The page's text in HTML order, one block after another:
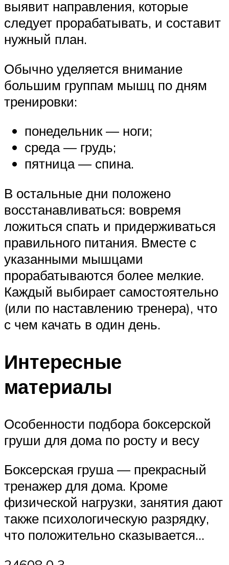
выявит направления, которые
следует прорабатывать, и составит
нужный план.
Обычно уделяется внимание
большим группам мышц по дням
тренировки:
понедельник — ноги;
среда — грудь;
пятница — спина.
В остальные дни положено
восстанавливаться: вовремя
ложиться спать и придерживаться
правильного питания. Вместе с
указанными мышцами
прорабатываются более мелкие.
Каждый выбирает самостоятельно
(или по наставлению тренера), что
с чем качать в один день.
Интересные
материалы
Особенности подбора боксерской
груши для дома по росту и весу
Боксерская груша — прекрасный
тренажер для дома. Кроме
физической нагрузки, занятия дают
также психологическую разрядку,
что положительно сказывается…